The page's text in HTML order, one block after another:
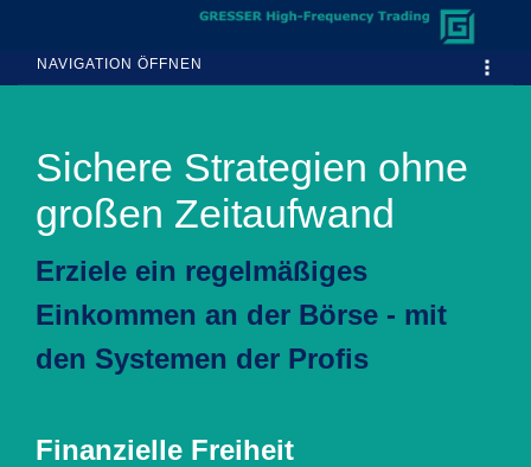
NAVIGATION ÖFFNEN
Sichere Strategien ohne
großen Zeitaufwand
Erziele ein regelmäßiges
Einkommen an der Börse - mit
den Systemen der Profis
Finanzielle Freiheit